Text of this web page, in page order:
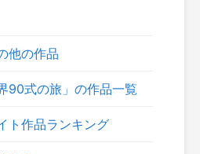
他の作品
90式の旅」の作品一覧
ト作品ランキング